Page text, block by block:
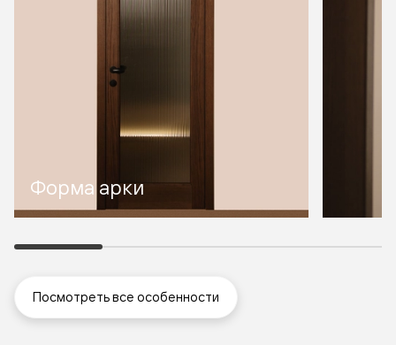
Форма арки
Посмотреть все особенности